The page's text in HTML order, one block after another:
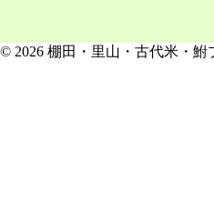
© 2026 棚田・里山・古代米・鮒